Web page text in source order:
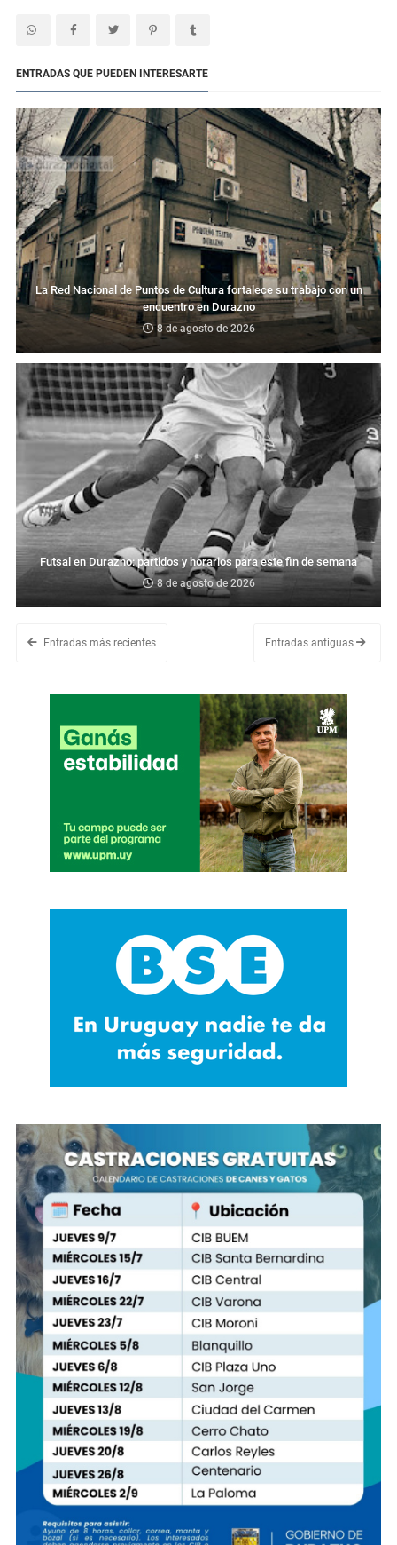
ENTRADAS QUE PUEDEN INTERESARTE
La Red Nacional de Puntos de Cultura fortalece su trabajo con un
encuentro en Durazno
8 de agosto de 2026
Futsal en Durazno: partidos y horarios para este fin de semana
8 de agosto de 2026
Entradas más recientes Entradas antiguas